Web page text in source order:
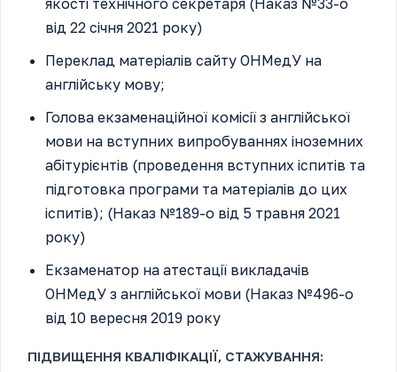
якості технічного секретаря (Наказ №33-о
від 22 січня 2021 року)
Переклад матеріалів сайту ОНМедУ на
англійську мову;
Голова екзаменаційної комісії з англійської
мови на вступних випробуваннях іноземних
абітурієнтів (проведення вступних іспитів та
підготовка програми та матеріалів до цих
іспитів); (Наказ №189-о від 5 травня 2021
року)
Екзаменатор на атестації викладачів
ОНМедУ з англійської мови (Наказ №496-о
від 10 вересня 2019 року
ПІДВИЩЕННЯ КВАЛІФІКАЦІЇ, СТАЖУВАННЯ: